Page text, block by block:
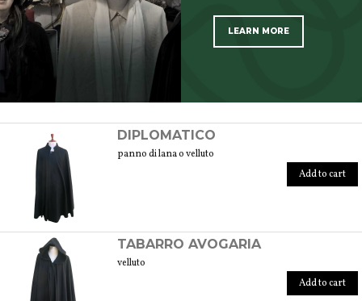
LEARN MORE
DIPLOMATICO
panno di lana o velluto
Add to cart
TABARRO AVOGARIA
velluto
Add to cart